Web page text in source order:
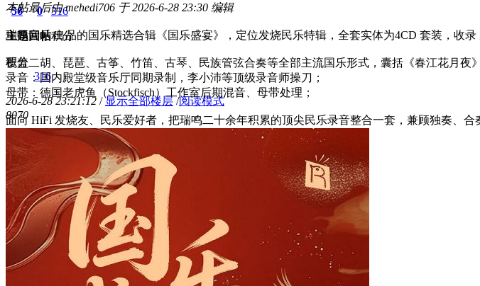
56
主题
0
回帖
316
积分
积分
316
2026-6-28 23:21:12 / 显示全部楼层 /阅读模式
8070
本帖最后由 mehedi706 于 2026-6-28 23:30 编辑
瑞鸣音乐 出品的国乐精选合辑《国乐盛宴》，定位发烧民乐特辑，全套实体为4CD 套装，收
覆盖二胡、琵琶、古筝、竹笛、古琴、民族管弦合奏等全部主流国乐形式，囊括《春江花月
录音：国内殿堂级音乐厅同期录制，李小沛等顶级录音师操刀；
母带：德国老虎鱼（Stockfisch）工作室后期混音、母带处理；
面向 HiFi 发烧友、民乐爱好者，把瑞鸣二十余年积累的顶尖民乐录音整合一套，兼顾独奏、合